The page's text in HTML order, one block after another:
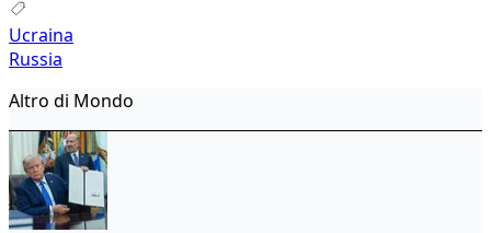
Ucraina
Russia
Altro di Mondo